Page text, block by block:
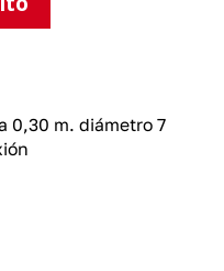
0,30 m. diámetro 7